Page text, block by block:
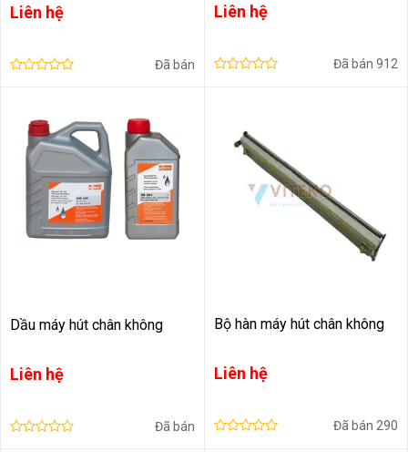
Liên hệ
Đã bán
Liên hệ
Đã bán 912
Dầu máy hút chân không
Liên hệ
Đã bán
Bộ hàn máy hút chân không
Liên hệ
Đã bán 290